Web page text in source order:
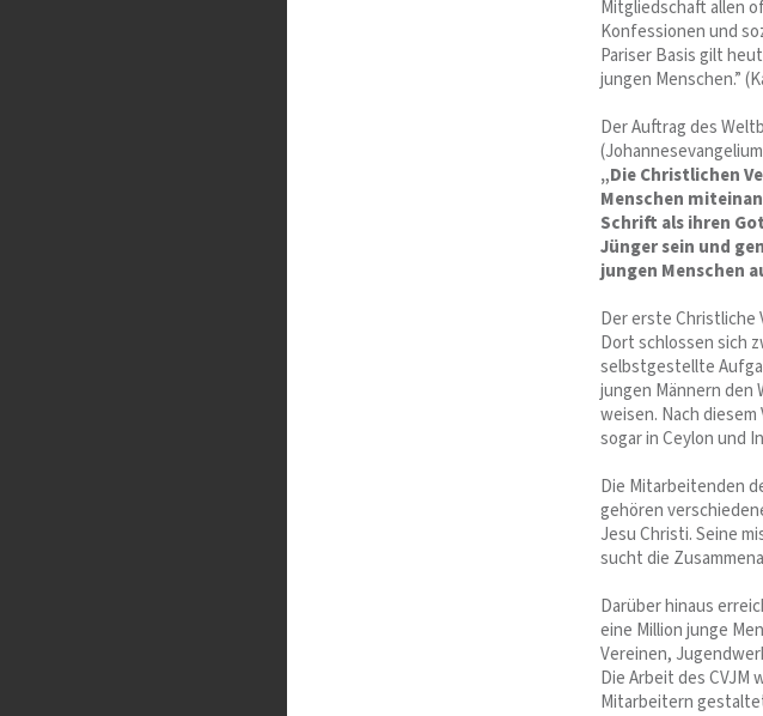
Mitgliedschaft allen
Konfessionen und
Pariser Basis gilt
jungen Menschen.”
Der Auftrag des
„Die Christlichen
Menschen
Schrift als ihren
Jünger sein und
jungen Menschen
Der erste Christliche
Dort schlossen sich
selbstgestellte
jungen Männern den
weisen. Nach
sogar in Ceylon und
Die Mitarbeitenden
gehören
Jesu Christi. Seine
sucht die
Darüber hinaus
eine Million junge
Vereinen,
Die Arbeit des
Mitarbeitern